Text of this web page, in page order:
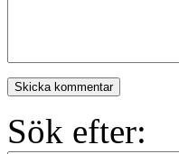
Skicka kommentar
Sök efter: